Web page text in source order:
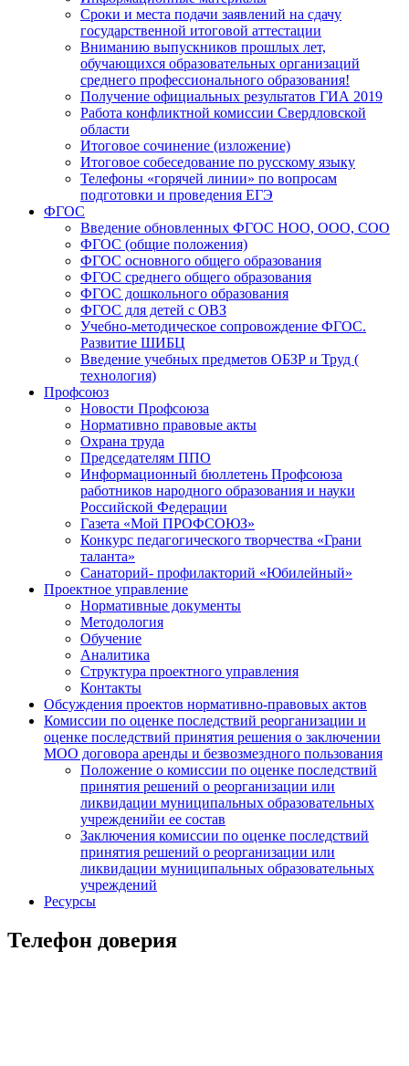
Сроки и места подачи заявлений на сдачу
государственной итоговой аттестации
Вниманию выпускников прошлых лет,
обучающихся образовательных организаций
среднего профессионального образования!
Получение официальных результатов ГИА 2019
Работа конфликтной комиссии Свердловской
области
Итоговое сочинение (изложение)
Итоговое собеседование по русскому языку
Телефоны «горячей линии» по вопросам
подготовки и проведения ЕГЭ
ФГОС
Введение обновленных ФГОС НОО, ООО, СОО
ФГОС (общие положения)
ФГОС основного общего образования
ФГОС среднего общего образования
ФГОС дошкольного образования
ФГОС для детей с ОВЗ
Учебно-методическое сопровождение ФГОС.
Развитие ШИБЦ
Введение учебных предметов ОБЗР и Труд (
технология)
Профсоюз
Новости Профсоюза
Нормативно правовые акты
Охрана труда
Председателям ППО
Информационный бюллетень Профсоюза
работников народного образования и науки
Российской Федерации
Газета «Мой ПРОФСОЮЗ»
Конкурс педагогического творчества «Грани
таланта»
Санаторий- профилакторий «Юбилейный»
Проектное управление
Нормативные документы
Методология
Обучение
Аналитика
Структура проектного управления
Контакты
Обсуждения проектов нормативно-правовых актов
Комиссии по оценке последствий реорганизации и
оценке последствий принятия решения о заключении
МОО договора аренды и безвозмездного пользования
Положение о комиссии по оценке последствий
принятия решений о реорганизации или
ликвидации муниципальных образовательных
учрежденийи ее состав
Заключения комиссии по оценке последствий
принятия решений о реорганизации или
ликвидации муниципальных образовательных
учреждений
Ресурсы
Телефон доверия